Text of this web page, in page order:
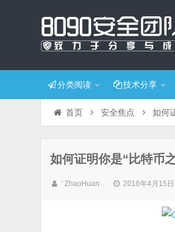
分类阅读 技术分享
首页 安全焦点 如何
如何证明你是“比特币
' ZhaoHuan 2016年4月15日